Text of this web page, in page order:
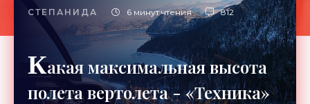
СТЕПАНИДА 6 минут чтения 812
Какая максимальная высота
полета вертолета - «Техника»